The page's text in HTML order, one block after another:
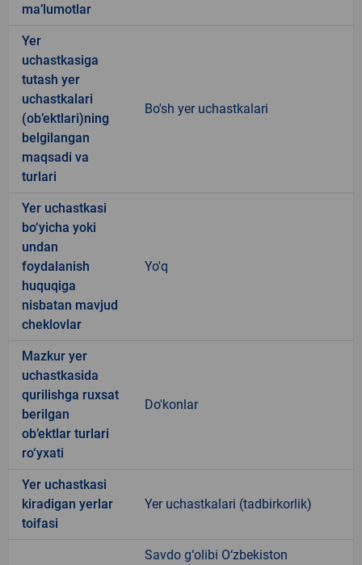
ma’lumotlar
Yer
uchastkasiga
tutash yer
uchastkalari
(ob’ektlari)ning
belgilangan
maqsadi va
turlari
Bo'sh yer uchastkalari
Yer uchastkasi
bo‘yicha yoki
undan
foydalanish
huquqiga
nisbatan mavjud
cheklovlar
Yo'q
Mazkur yer
uchastkasida
qurilishga ruxsat
berilgan
ob’ektlar turlari
ro‘yxati
Do'konlar
Yer uchastkasi
kiradigan yerlar
toifasi
Yer uchastkalari (tadbirkorlik)
Savdo g‘olibi O‘zbekiston